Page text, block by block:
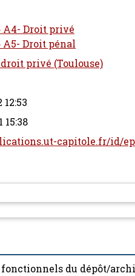
A4- Droit privé
A5- Droit pénal
privé (Toulouse)
12:53
15:38
capitole.fr/id/
du dépôt/